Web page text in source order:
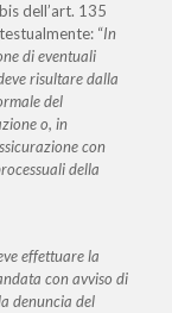
dell’art. 135
“In
di eventuali
risultare dalla
del
o, in
con
della
effettuare la
con avviso di
denuncia del